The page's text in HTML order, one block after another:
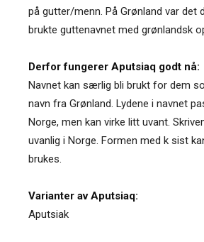
på gutter/menn. På Grønland var det
brukte guttenavnet med grønlandsk
Derfor fungerer Aputsiaq godt nå:
Navnet kan særlig bli brukt for dem
navn fra Grønland. Lydene i navnet
Norge, men kan virke litt uvant.
uvanlig i Norge. Formen med k sist
brukes.
Varianter av Aputsiaq:
Aputsiak